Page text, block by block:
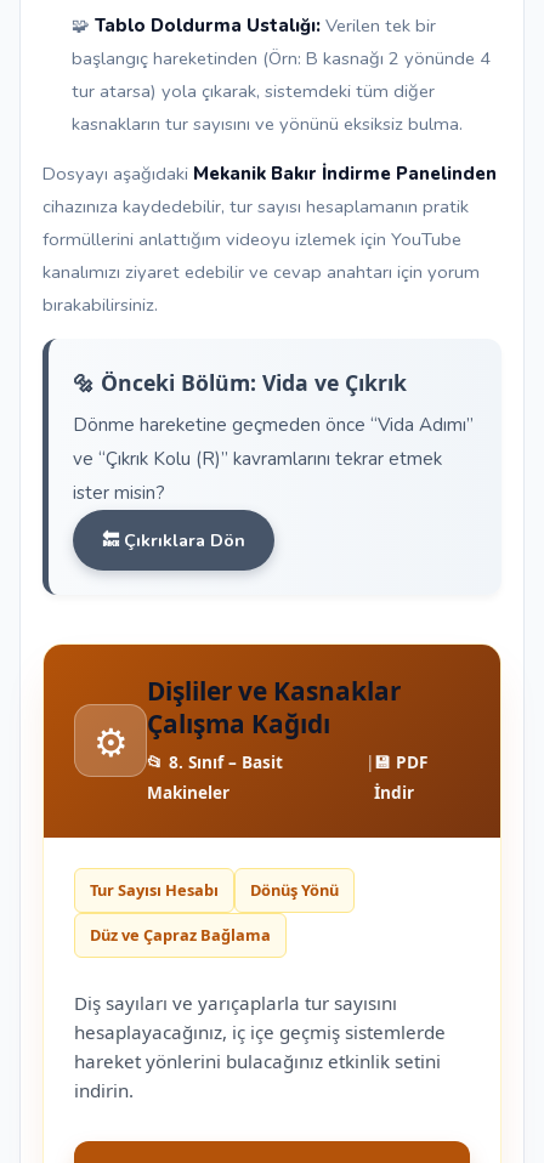
🧩 Tablo Doldurma Ustalığı: Verilen tek bir
başlangıç hareketinden (Örn: B kasnağı 2 yönünde 4
tur atarsa) yola çıkarak, sistemdeki tüm diğer
kasnakların tur sayısını ve yönünü eksiksiz bulma.
Dosyayı aşağıdaki Mekanik Bakır İndirme Panelinden
cihazınıza kaydedebilir, tur sayısı hesaplamanın pratik
formüllerini anlattığım videoyu izlemek için YouTube
kanalımızı ziyaret edebilir ve cevap anahtarı için yorum
bırakabilirsiniz.
🔩 Önceki Bölüm: Vida ve Çıkrık
Dönme hareketine geçmeden önce “Vida Adımı”
ve “Çıkrık Kolu (R)” kavramlarını tekrar etmek
ister misin?
🔙 Çıkrıklara Dön
⚙️
Dişliler ve Kasnaklar
Çalışma Kağıdı
📂 8. Sınıf – Basit
Makineler
|💾 PDF
İndir
Tur Sayısı Hesabı Dönüş Yönü
Düz ve Çapraz Bağlama
Diş sayıları ve yarıçaplarla tur sayısını
hesaplayacağınız, iç içe geçmiş sistemlerde
hareket yönlerini bulacağınız etkinlik setini
indirin.